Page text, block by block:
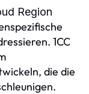
Region
1CC
die die